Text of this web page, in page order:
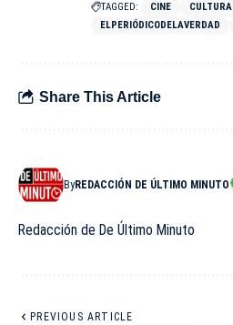
TAGGED: CINE CULTURA
ELPERIÓDICODELAVERDAD
Share This Article
ByREDACCIÓN DE ÚLTIMO MINUTO
Redacción de De Último Minuto
PREVIOUS ARTICLE